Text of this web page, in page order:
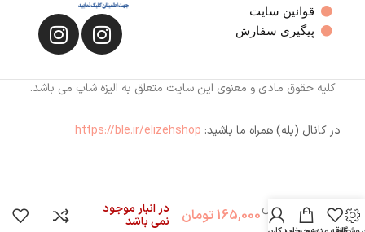
قوانین سایت
پیگیری سفارش
کلیه حقوق مادی و معنوی این سایت متعلق به الیزه شاپ می باشد.
در کانال (بله) همراه ما باشید: https://ble.ir/elizehshop
پک میکس
۳۲
165,000تومان در انبار موجود
نمی باشد